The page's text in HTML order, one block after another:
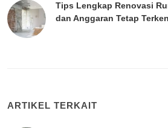
Tips Lengkap Renovasi
dan Anggaran Tetap
ARTIKEL TERKAIT